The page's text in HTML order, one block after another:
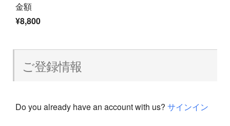
金額
¥8,800
ご登録情報
Do you already have an account with us? サインイン